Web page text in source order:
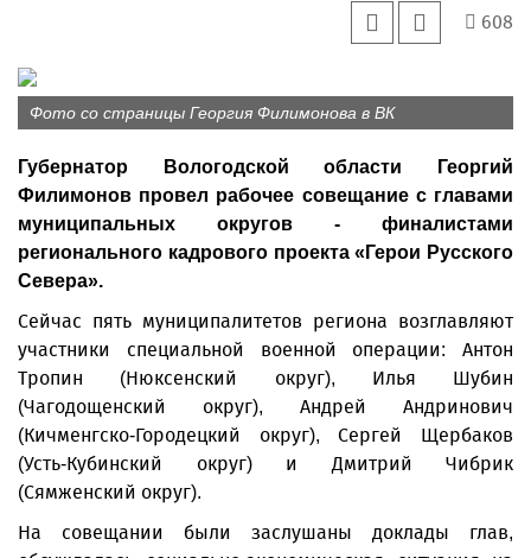
608
Фото со страницы Георгия Филимонова в ВК
Губернатор Вологодской области Георгий
Филимонов провел рабочее совещание с главами
муниципальных округов - финалистами
регионального кадрового проекта «Герои Русского
Севера».
Сейчас пять муниципалитетов региона возглавляют
участники специальной военной операции: Антон
Тропин (Нюксенский округ), Илья Шубин
(Чагодощенский округ), Андрей Андринович
(Кичменгско-Городецкий округ), Сергей Щербаков
(Усть-Кубинский округ) и Дмитрий Чибрик
(Сямженский округ).
На совещании были заслушаны доклады глав,